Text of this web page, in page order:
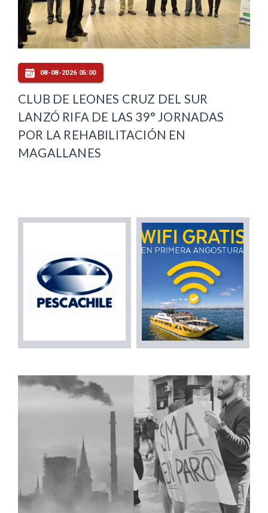
08-08-2026 05:00
CLUB DE LEONES CRUZ DEL SUR
LANZÓ RIFA DE LAS 39° JORNADAS
POR LA REHABILITACIÓN EN
MAGALLANES